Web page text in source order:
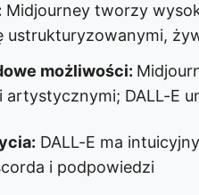
Midjourney tworzy
ustrukturyzowanymi,
możliwości:
artystycznymi; DALL-E
DALL-E ma
i podpowiedzi